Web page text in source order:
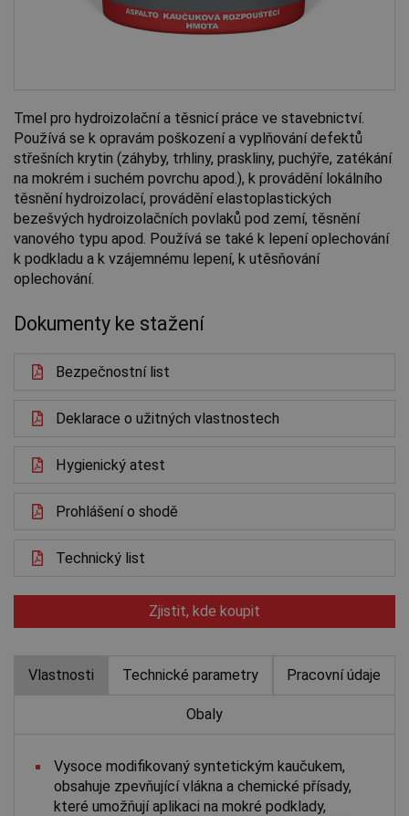
Tmel pro hydroizolační a těsnicí práce ve stavebnictví.
Používá se k opravám poškození a vyplňování defektů
střešních krytin (záhyby, trhliny, praskliny, puchýře, zatékání
na mokrém i suchém povrchu apod.), k provádění lokálního
těsnění hydroizolací, provádění elastoplastických
bezešvých hydroizolačních povlaků pod zemí, těsnění
vanového typu apod. Používá se také k lepení oplechování
k podkladu a k vzájemnému lepení, k utěsňování
oplechování.
Dokumenty ke stažení
Bezpečnostní list
Deklarace o užitných vlastnostech
Hygienický atest
Prohlášení o shodě
Technický list
Zjistit, kde koupit
Vlastnosti Technické parametry Pracovní údaje
Obaly
Vysoce modifikovaný syntetickým kaučukem,
obsahuje zpevňující vlákna a chemické přísady,
které umožňují aplikaci na mokré podklady,